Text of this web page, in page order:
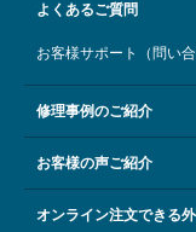
よくあるご質問
お客様サポート（問い合
修理事例のご紹介
お客様の声ご紹介
オンライン注文できる